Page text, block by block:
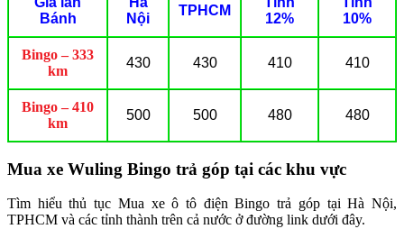
Bánh
Nội
TPHCM
12%
10%
Bingo – 333
km
430 430 410 410
Bingo – 410
km
500 500 480 480
Mua xe Wuling Bingo trả góp tại các khu vực
Tìm hiểu thủ tục Mua xe ô tô điện Bingo trả góp tại Hà Nội,
TPHCM và các tỉnh thành trên cả nước ở đường link dưới đây.